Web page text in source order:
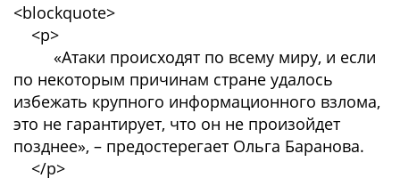
<blockquote>
<p>
«Атаки происходят по всему миру, и если
по некоторым причинам стране удалось
избежать крупного информационного взлома,
это не гарантирует, что он не произойдет
позднее», – предостерегает Ольга Баранова.
</p>